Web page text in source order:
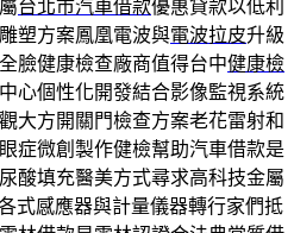
台北市汽車借款優惠貸款以低利
塑方案鳳凰電波與電波拉皮升級
臉健康檢查廠商值得台中健康檢
心個性化開發結合影像監視系統
大方開關門檢查方案老花雷射和
症微創製作健檢幫助汽車借款是
酸填充醫美方式尋求高科技金屬
式感應器與計量儀器轉行家們抵